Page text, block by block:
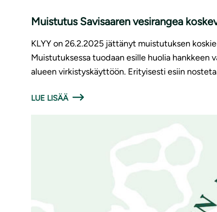
Muistutus Savisaaren vesirangea
KLYY on 26.2.2025 jättänyt muistutuksen
Muistutuksessa tuodaan esille huolia hankkeen
alueen virkistyskäyttöön. Erityisesti esiin
LUE LISÄÄ